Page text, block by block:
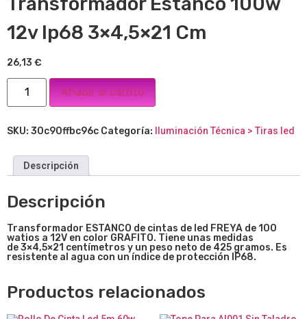
12v Ip68 3×4,5×21 Cm
26,13 €
Añadir al carrito
SKU: 30c90ffbc96c Categoría: Iluminación Técnica > Tiras led
Descripción
Descripción
Transformador ESTANCO de cintas de led FREYA de 100
watios a 12V en color GRAFITO. Tiene unas medidas
de3×4,5×21 centímetros y un peso neto de 425 gramos. Es
resistente al agua con un índice de protección IP68.
Productos relacionados